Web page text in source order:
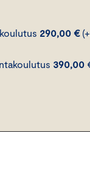
290,00 €
390,00